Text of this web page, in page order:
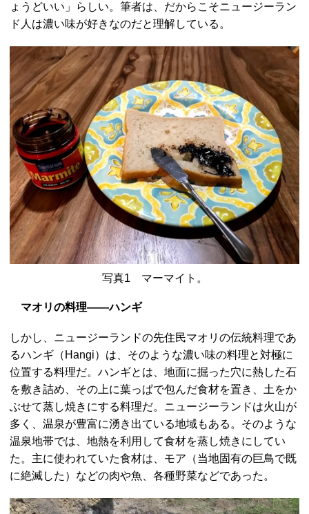
ょうどいい」らしい。筆者は、だからこそニュージーラン
ド人は濃い味が好きなのだと理解している。
写真1 マーマイト。
マオリの料理――ハンギ
しかし、ニュージーランドの先住民マオリの伝統料理であ
るハンギ（Hangi）は、そのような濃い味の料理と対極に
位置する料理だ。ハンギとは、地面に掘った穴に熱した石
を敷き詰め、その上に葉っぱで包んだ食材を置き、土をか
ぶせて蒸し焼きにする料理だ。ニュージーランドは火山が
多く、温泉が豊富に湧き出ている地域もある。そのような
温泉地帯では、地熱を利用して食材を蒸し焼きにしてい
た。主に使われていた食材は、モア（当地固有の巨鳥で既
に絶滅した）などの肉や魚、各種野菜などであった。